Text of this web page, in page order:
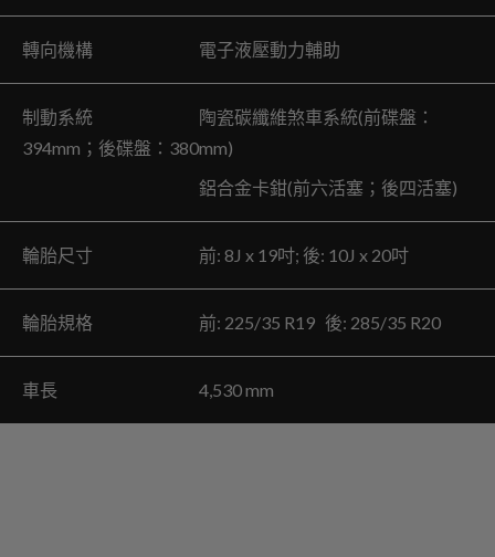
轉向機構 電子液壓動力輔助
制動系統 陶瓷碳纖維煞車系統(前碟盤：
394mm；後碟盤：380mm)
鋁合金卡鉗(前六活塞；後四活塞)
輪胎尺寸 前: 8J x 19吋; 後: 10J x 20吋
輪胎規格 前: 225/35 R19 後: 285/35 R20
車長 4,530 mm